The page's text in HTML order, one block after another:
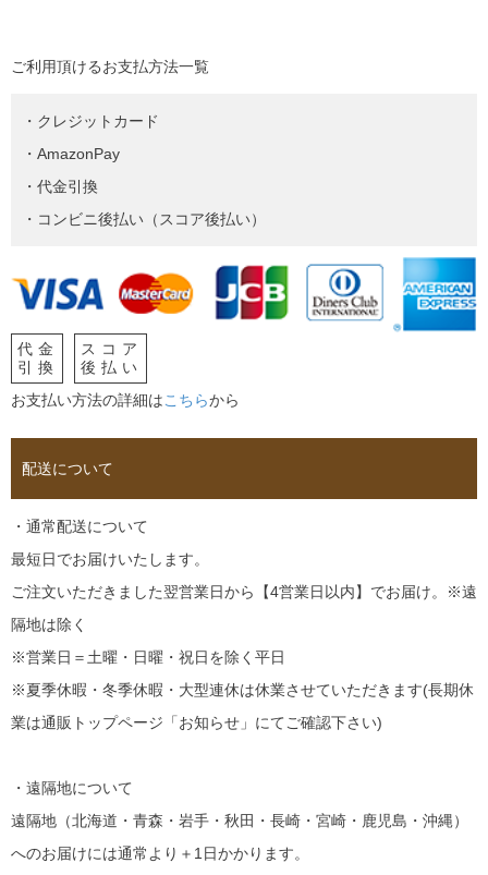
ご利用頂けるお支払方法一覧
・クレジットカード
・AmazonPay
・代金引換
・コンビニ後払い（スコア後払い）
代金
引換
スコア
後払い
お支払い方法の詳細はこちらから
配送について
・通常配送について
最短日でお届けいたします。
ご注文いただきました翌営業日から【4営業日以内】でお届け。※遠
隔地は除く
※営業日＝土曜・日曜・祝日を除く平日
※夏季休暇・冬季休暇・大型連休は休業させていただきます(長期休
業は通販トップページ「お知らせ」にてご確認下さい)
・遠隔地について
遠隔地（北海道・青森・岩手・秋田・長崎・宮崎・鹿児島・沖縄）
へのお届けには通常より＋1日かかります。